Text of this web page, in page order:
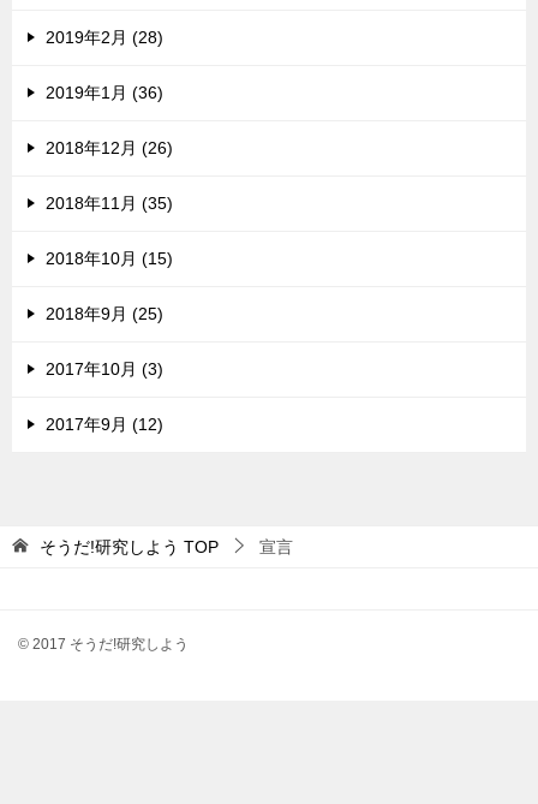
2019年2月 (28)
2019年1月 (36)
2018年12月 (26)
2018年11月 (35)
2018年10月 (15)
2018年9月 (25)
2017年10月 (3)
2017年9月 (12)
そうだ!研究しよう TOP 宣言
© 2017 そうだ!研究しよう